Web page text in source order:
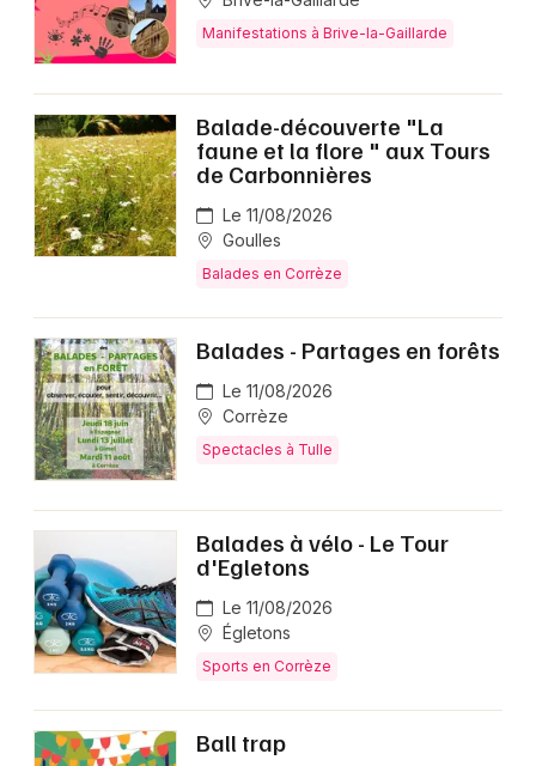
Manifestations à Brive-la-Gaillarde
Balade-découverte "La
faune et la flore " aux Tours
de Carbonnières
Le 11/08/2026
Goulles
Balades en Corrèze
Balades - Partages en forêts
Le 11/08/2026
Corrèze
Spectacles à Tulle
Balades à vélo - Le Tour
d'Egletons
Le 11/08/2026
Égletons
Sports en Corrèze
Ball trap